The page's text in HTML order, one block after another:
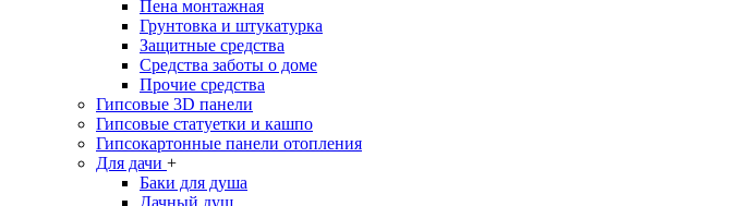
Пена монтажная
Грунтовка и штукатурка
Защитные средства
Средства заботы о доме
Прочие средства
Гипсовые 3D панели
Гипсовые статуетки и кашпо
Гипсокартонные панели отопления
Для дачи +
Баки для душа
Дачный душ